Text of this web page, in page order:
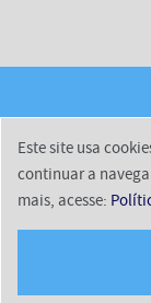
Sobre a
Este site usa
continuar a
mais, acesse: